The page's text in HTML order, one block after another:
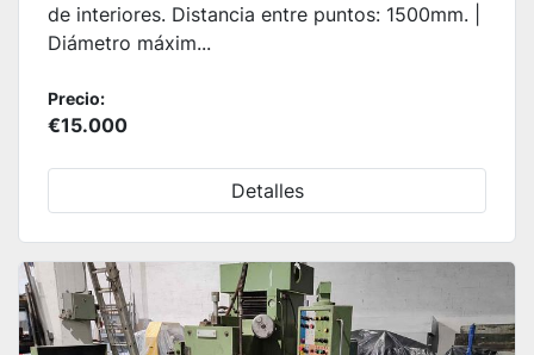
de interiores. Distancia entre puntos: 1500mm. |
Diámetro máxim...
Precio:
€15.000
Detalles